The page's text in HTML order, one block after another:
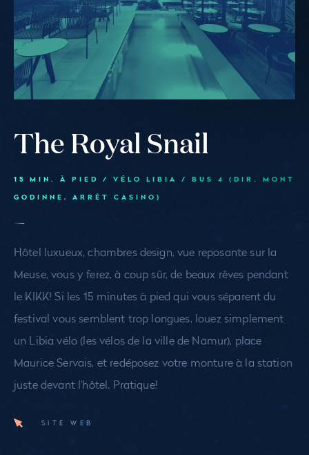
The Royal Snail
15 MIN. À PIED / VÉLO LIBIA / BUS 4 (DIR. MONT
GODINNE, ARRÊT CASINO)
Hôtel luxueux, chambres design, vue reposante sur la
Meuse, vous y ferez, à coup sûr, de beaux rêves pendant
le KIKK! Si les 15 minutes à pied qui vous séparent du
festival vous semblent trop longues, louez simplement
un Libia vélo (les vélos de la ville de Namur), place
Maurice Servais, et redéposez votre monture à la station
juste devant l'hôtel. Pratique!
SITE WEB